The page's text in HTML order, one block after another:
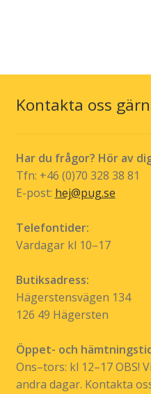
Kontakta oss
Har du frågor? Hör av
Tfn: +46 (0)70 328 38 81
E-post: hej@pug.se
Telefontider:
Vardagar kl 10–17
Butiksadress:
Hägerstensvägen 134
126 49 Hägersten
Öppet- och
Ons–tors: kl 12–17 OBS!
andra dagar. Kontakta